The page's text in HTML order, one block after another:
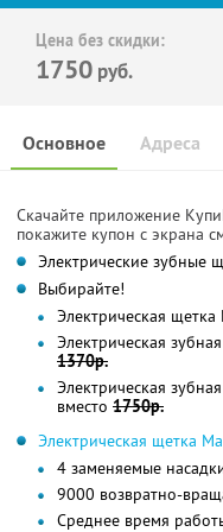
Цена без скидки:
1750 руб.
Основное Адреса
Скачайте приложение
покажите купон с экрана
Электрические зубные
Выбирайте!
Электрическая
Электрическая
1370р.
Электрическая
вместо 1750р.
Электрическая щетка
4 заменяемые
9000 возвратно-
Среднее время